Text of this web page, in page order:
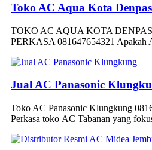
Toko AC Aqua Kota
TOKO AC AQUA KOTA
PERKASA 081647654321 Apakah
Jual AC Panasonic
Toko AC Panasonic Klungkung
Perkasa toko AC Tabanan yang